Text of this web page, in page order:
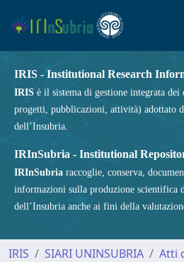
IRIS - Institutional Research
IRIS è il sistema di gestione integrata dei
progetti, pubblicazioni, attività) adottato
dell’Insubria.
IRInSubria - Institutional
IRInSubria raccoglie, conserva,
informazioni sulla produzione scientifica
dell’Insubria anche ai fini della
IRIS SIARI UNINSUBRIA
Atti